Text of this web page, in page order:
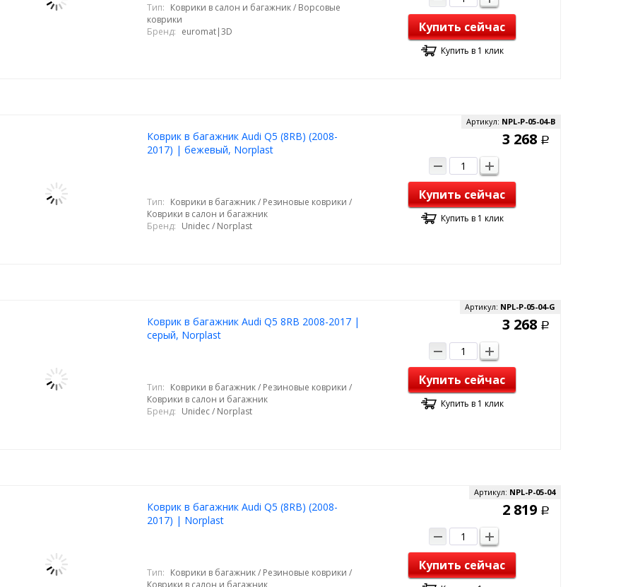
Тип: Коврики в салон и багажник / Ворсовые
коврики
Бренд: euromat|3D Купить сейчас
Купить в 1 клик
Коврик в багажник Audi Q5 (8RB) (2008-
2017) | бежевый, Norplast
Артикул: NPL-P-05-04-B
Тип: Коврики в багажник / Резиновые коврики /
Коврики в салон и багажник
Бренд: Unidec / Norplast
3 268 Р
Купить сейчас
Купить в 1 клик
Коврик в багажник Audi Q5 8RB 2008-2017 |
серый, Norplast
Артикул: NPL-P-05-04-G
Тип: Коврики в багажник / Резиновые коврики /
Коврики в салон и багажник
Бренд: Unidec / Norplast
3 268 Р
Купить сейчас
Купить в 1 клик
Коврик в багажник Audi Q5 (8RB) (2008-
2017) | Norplast
Артикул: NPL-P-05-04
Тип: Коврики в багажник / Резиновые коврики /
Коврики в салон и багажник
2 819 Р
Купить сейчас